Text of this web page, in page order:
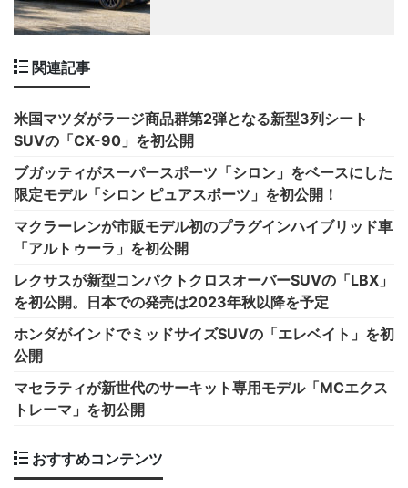
関連記事
米国マツダがラージ商品群第2弾となる新型3列シート
SUVの「CX-90」を初公開
ブガッティがスーパースポーツ「シロン」をベースにした
限定モデル「シロン ピュアスポーツ」を初公開！
マクラーレンが市販モデル初のプラグインハイブリッド車
「アルトゥーラ」を初公開
レクサスが新型コンパクトクロスオーバーSUVの「LBX」
を初公開。日本での発売は2023年秋以降を予定
ホンダがインドでミッドサイズSUVの「エレベイト」を初
公開
マセラティが新世代のサーキット専用モデル「MCエクス
トレーマ」を初公開
おすすめコンテンツ